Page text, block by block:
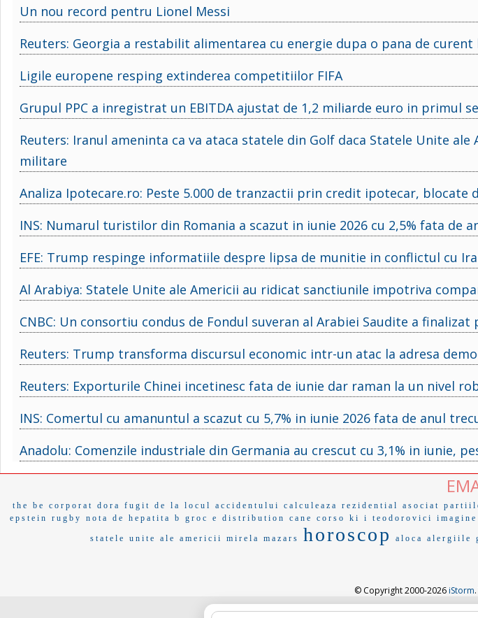
Un nou record pentru Lionel Messi
Reuters: Georgia a restabilit alimentarea cu energie dupa o pana de
Ligile europene resping extinderea competitiilor FIFA
Grupul PPC a inregistrat un EBITDA ajustat de 1,2 miliarde euro in primul
Reuters: Iranul ameninta ca va ataca statele din Golf daca Statele Unite
militare
Analiza Ipotecare.ro: Peste 5.000 de tranzactii prin credit ipotecar, blocate
INS: Numarul turistilor din Romania a scazut in iunie 2026 cu 2,5% fata de
EFE: Trump respinge informatiile despre lipsa de munitie in conflictul cu
Al Arabiya: Statele Unite ale Americii au ridicat sanctiunile impotriva
CNBC: Un consortiu condus de Fondul suveran al Arabiei Saudite a
Reuters: Trump transforma discursul economic intr-un atac la adresa
Reuters: Exporturile Chinei incetinesc fata de iunie dar raman la un nivel
INS: Comertul cu amanuntul a scazut cu 5,7% in iunie 2026 fata de anul
Anadolu: Comenzile industriale din Germania au crescut cu 3,1% in iunie,
the be corporat dora fugit de la locul accidentului calculeaza rezidential asociat
epstein
rugby nota de hepatita b groc e distribution cane corso ki i teodorovici
statele unite ale americii mirela mazars horoscop aloca alergiile
© Copyright 2000-2026iStorm